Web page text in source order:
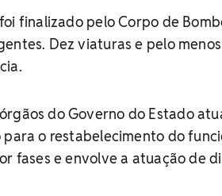
finalizado pelo Corpo de
Dez viaturas e pelo
do Governo do Estado
o restabelecimento do
fases e envolve a atuação de